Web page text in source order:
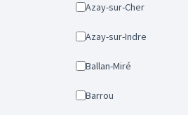
Azay-sur-Cher
Azay-sur-Indre
Ballan-Miré
Barrou